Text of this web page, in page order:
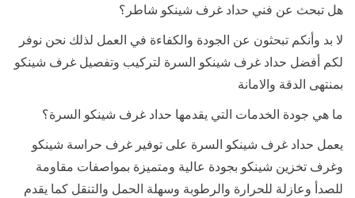
هل تبحث عن فني حداد غرف شينكو شاطر؟
لا بد وأنكم تبحثون عن الجودة والكفاءة في العمل لذلك نحن نوفر
لكم أفضل حداد غرف شينكو السرة لتركيب وتفصيل غرف شينكو
بمنتهى الدقة والامانة
ما هي جودة الخدمات التي يقدمها حداد غرف شينكو السرة؟
يعمل حداد غرف شينكو السرة على توفير غرف حراسة شينكو
وغرف تخزين شينكو بجودة عالية ومتميزة بمواصفات مقاومة
للصدأ وعازلة للحرارة والرطوبة وسهلة الحمل والتنقل كما يقدم